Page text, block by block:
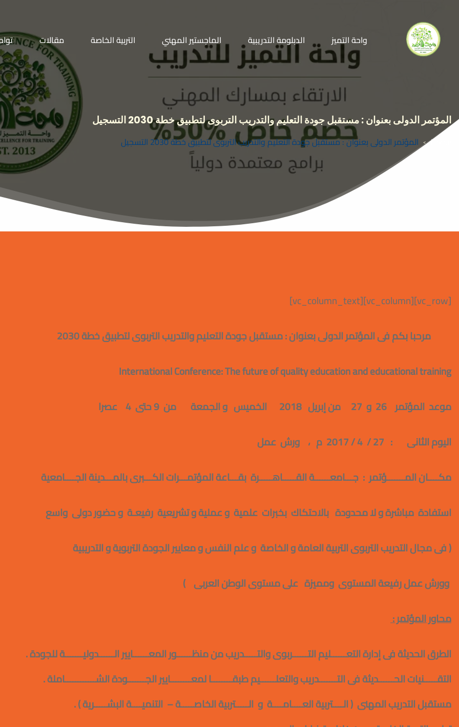
واحة التميز الدبلومة التدريبية الماجستير المهني التربية الخاصة مقالات
المؤتمر الدولى بعنوان : مستقبل جودة التعليم والتدريب التربوى لتطبيق خطة 2030 التسجيل
Home
> المؤتمر الدولى بعنوان : مستقبل جودة التعليم والتدريب التربوى لتطبيق خطة 2030 التسجيل
[vc_row][vc_column][vc_column_text]
مرحبا بكم فى المؤتمر الدولى بعنوان : مستقبل جودة التعليم والتدريب التربوى لتطبيق خطة 2030
International Conference: The future of quality education and educational training
موعد المؤتمر 26 و 27 من إبريل 2018 الخميس و الجمعة من 9 حتى 4 عصرا
اليوم الثانى : 27 / 4 / 2017 م ، ورش عمل
مكــــان المـــــــؤتمر : جـــامعــــــة القـــــاهـــــرة بقـــاعة المؤتمـــرات الكـــبرى بالمـــدينة الجــــامعية
استفادة مباشرة و لا محدودة بالاحتكاك بخبرات علمية و عملية و تشريعية رفيعـة و حضور دولى واسع
( فى مجال التدريب التربوى التربية العامة و الخاصة و علم النفس و معايير الجودة التربوية و التدريبية
وورش عمل رفيعة المستوى ومميزة على مستوى الوطن العربى )
محاور المؤتمر :
الطرق الحديثة فى إدارة التعــــــليم التــــــربوىوالتـــــدريب من منظــــــور المعــــــايير الــــــدوليـــــــة للجودة .
التقـــــنيات الحــــــديثة فى التـــــــدريب والتعلــــــيمطبقــــــــا لمعــــــــايير الجـــــــودة الشــــــــــــاملة .
مستقبل التدريب المهنى ( الــــتربية العــــامــــة و الـــــتربية الخاصـــــة – التنميــــة البشـــــرية) .